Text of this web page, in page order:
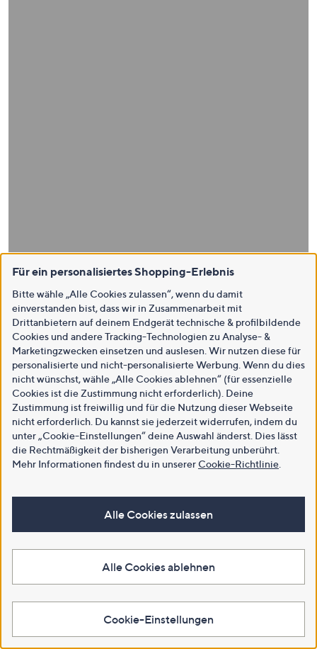
Für ein personalisiertes Shopping-Erlebnis
Bitte wähle „Alle Cookies zulassen“, wenn du damit
einverstanden bist, dass wir in Zusammenarbeit mit
Drittanbietern auf deinem Endgerät technische & profilbildende
Cookies und andere Tracking-Technologien zu Analyse- &
Marketingzwecken einsetzen und auslesen. Wir nutzen diese für
personalisierte und nicht-personalisierte Werbung. Wenn du dies
nicht wünschst, wähle „Alle Cookies ablehnen“ (für essenzielle
Cookies ist die Zustimmung nicht erforderlich). Deine
Zustimmung ist freiwillig und für die Nutzung dieser Webseite
nicht erforderlich. Du kannst sie jederzeit widerrufen, indem du
unter „Cookie-Einstellungen“ deine Auswahl änderst. Dies lässt
die Rechtmäßigkeit der bisherigen Verarbeitung unberührt.
Mehr Informationen findest du in unsererCookie-Richtlinie
Alle Cookies zulassen
Alle Cookies ablehnen
Cookie-Einstellungen